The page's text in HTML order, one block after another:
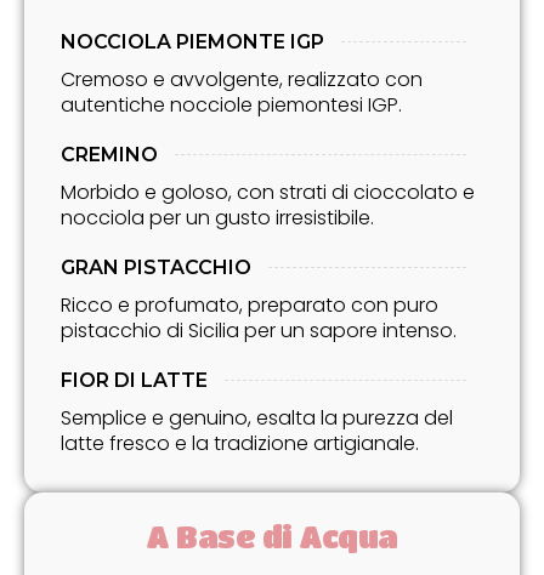
NOCCIOLA PIEMONTE IGP
Cremoso e avvolgente, realizzato con
autentiche nocciole piemontesi IGP.
CREMINO
Morbido e goloso, con strati di cioccolato e
nocciola per un gusto irresistibile.
GRAN PISTACCHIO
Ricco e profumato, preparato con puro
pistacchio di Sicilia per un sapore intenso.
FIOR DI LATTE
Semplice e genuino, esalta la purezza del
latte fresco e la tradizione artigianale.
A Base di Acqua